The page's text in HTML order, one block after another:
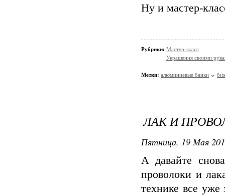
Ну и мастер-
Рубрики: Мастер-класс
Украшения своими
Метки: алюминиевые банки
ЛАК И
Пятница, 19 Мая
А давайте
проволоки и
технике все уже